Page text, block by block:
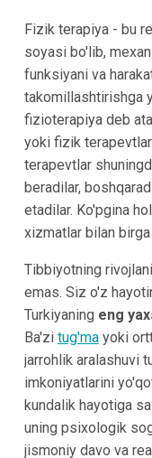
Fizik terapiya - bu
soyasi bo'lib,
funksiyani va
takomillashtirishga
fizioterapiya deb
yoki fizik
terapevtlar
beradilar,
etadilar. Ko'pgina
xizmatlar bilan
Tibbiyotning
emas. Siz o'z
Turkiyaning eng
Ba'zi tug'mayoki
jarrohlik aralashuvi
imkoniyatlarini
kundalik hayotiga
uning psixologik
jismoniy davo va